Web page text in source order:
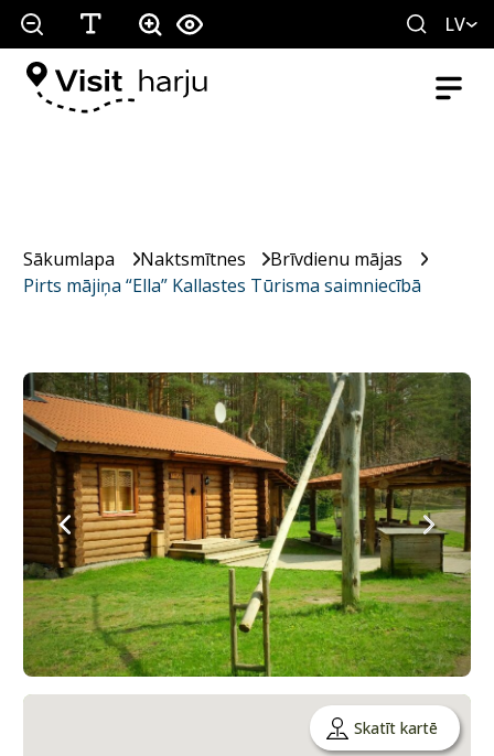
LV
Sākumlapa Naktsmītnes
Brīvdienu mājas
Pirts mājiņa “Ella” Kallastes Tūrisma saimniecībā
Skatīt kartē